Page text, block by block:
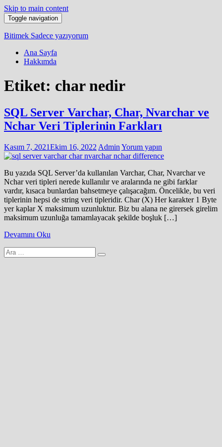
Skip to main content
Toggle navigation
Bitimek Sadece yazıyorum
Ana Sayfa
Hakkımda
Etiket: char nedir
SQL Server Varchar, Char, Nvarchar ve
Nchar Veri Tiplerinin Farkları
Kasım 7, 2021Ekim 16, 2022 Admin Yorum yapın
Bu yazıda SQL Server’da kullanılan Varchar, Char, Nvarchar ve
Nchar veri tipleri nerede kullanılır ve aralarında ne gibi farklar
vardır, kısaca bunlardan bahsetmeye çalışacağım. Öncelikle, bu veri
tiplerinin hepsi de string veri tipleridir. Char (X) Her karakter 1 Byte
yer kaplar X maksimum uzunluktur. Biz bu alana ne girersek girelim
maksimum uzunluğa tamamlayacak şekilde boşluk […]
Devamını Oku
Arama
yap: